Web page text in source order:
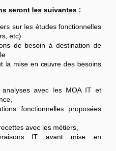
seront les suivantes :
sur les études fonctionnelles
etc)
de besoin à destination de
la mise en œuvre des besoins
analyses avec les MOA IT et
fonctionnelles proposées
avec les métiers,
IT avant mise en